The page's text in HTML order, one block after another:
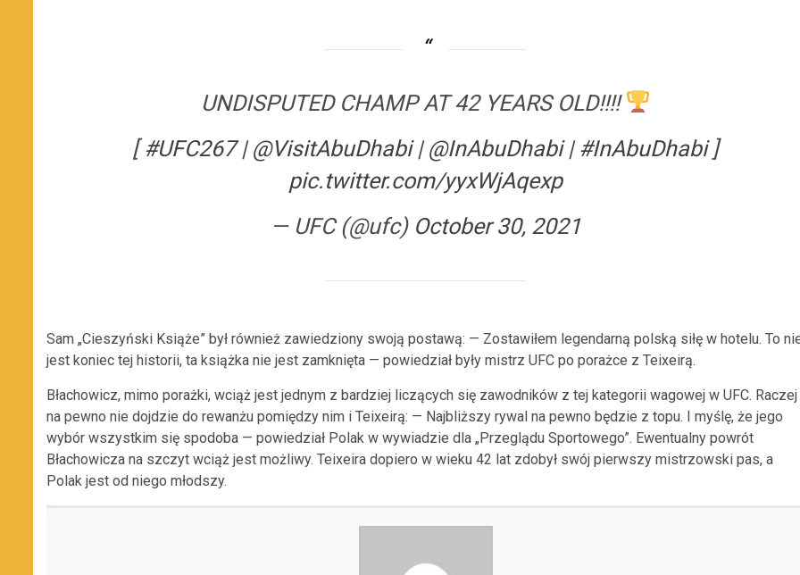
UNDISPUTED CHAMP AT 42 YEARS OLD!!!!
[#UFC267|@VisitAbuDhabi|@InAbuDhabi|#InAbuDhabi]
pic.twitter.com/yyxWjAqexp
— UFC (@ufc) October 30, 2021
Sam „Cieszyński Książe” był również zawiedziony swoją postawą: — Zostawiłem legendarną polską siłę w hotelu. To
jest koniec tej historii, ta książka nie jest zamknięta — powiedział były mistrz UFC po porażce z Teixeirą.
Błachowicz, mimo porażki, wciąż jest jednym z bardziej liczących się zawodników z tej kategorii wagowej w UFC. Raczej
na pewno nie dojdzie do rewanżu pomiędzy nim i Teixeirą: — Najbliższy rywal na pewno będzie z topu. I myślę, że jego
wybór wszystkim się spodoba — powiedział Polak w wywiadzie dla „Przeglądu Sportowego”. Ewentualny powrót
Błachowicza na szczyt wciąż jest możliwy. Teixeira dopiero w wieku 42 lat zdobył swój pierwszy mistrzowski pas, a
Polak jest od niego młodszy.